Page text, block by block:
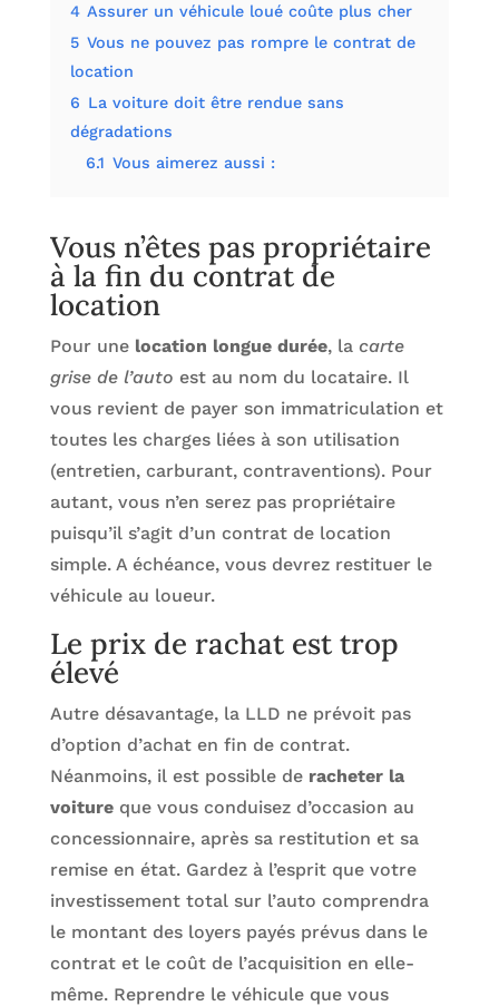
4 Assurer un véhicule loué coûte plus cher
5 Vous ne pouvez pas rompre le contrat de
location
6 La voiture doit être rendue sans
dégradations
6.1 Vous aimerez aussi :
Vous n’êtes pas propriétaire
à la fin du contrat de
location
Pour une location longue durée, la carte
grise de l’auto est au nom du locataire. Il
vous revient de payer son immatriculation et
toutes les charges liées à son utilisation
(entretien, carburant, contraventions). Pour
autant, vous n’en serez pas propriétaire
puisqu’il s’agit d’un contrat de location
simple. A échéance, vous devrez restituer le
véhicule au loueur.
Le prix de rachat est trop
élevé
Autre désavantage, la LLD ne prévoit pas
d’option d’achat en fin de contrat.
Néanmoins, il est possible de racheter la
voitureque vous conduisez d’occasion au
concessionnaire, après sa restitution et sa
remise en état. Gardez à l’esprit que votre
investissement total sur l’auto comprendra
le montant des loyers payés prévus dans le
contrat et le coût de l’acquisition en elle-
même. Reprendre le véhicule que vous